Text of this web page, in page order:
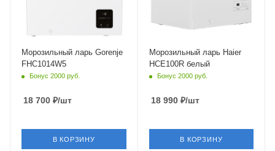
Морозильный ларь Gorenje
FHC1014W5
Бонус 2000 руб.
18 700 ₽/шт
В КОРЗИНУ
Морозильный ларь Haier
HCE100R белый
Бонус 2000 руб.
18 990₽/шт
В КОРЗИНУ